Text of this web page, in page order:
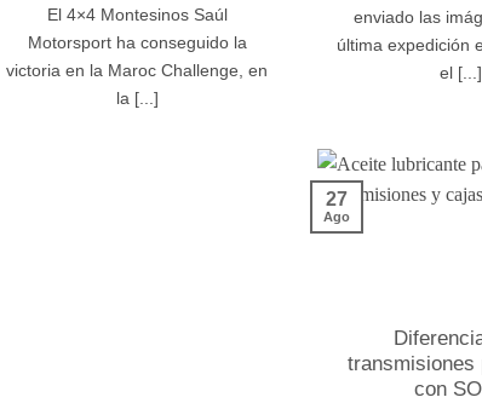
El 4×4 Montesinos Saúl
Motorsport ha conseguido la
victoria en la Maroc Challenge, en
la [...]
enviado las
última expedición
el [...]
transmisiones
con
27
Ago